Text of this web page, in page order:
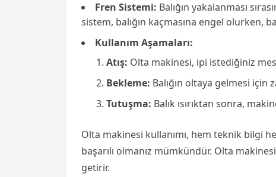
Fren Sistemi: Balığın yakalanması
sistem, balığın kaçmasına engel olurken,
Kullanım Aşamaları:
Atış: Olta makinesi, ipi istediğiniz
Bekleme: Balığın oltaya gelmesi için
Tutuşma: Balık ısırıktan sonra,
Olta makinesi kullanımı, hem teknik bilgi
başarılı olmanız mümkündür. Olta
getirir.